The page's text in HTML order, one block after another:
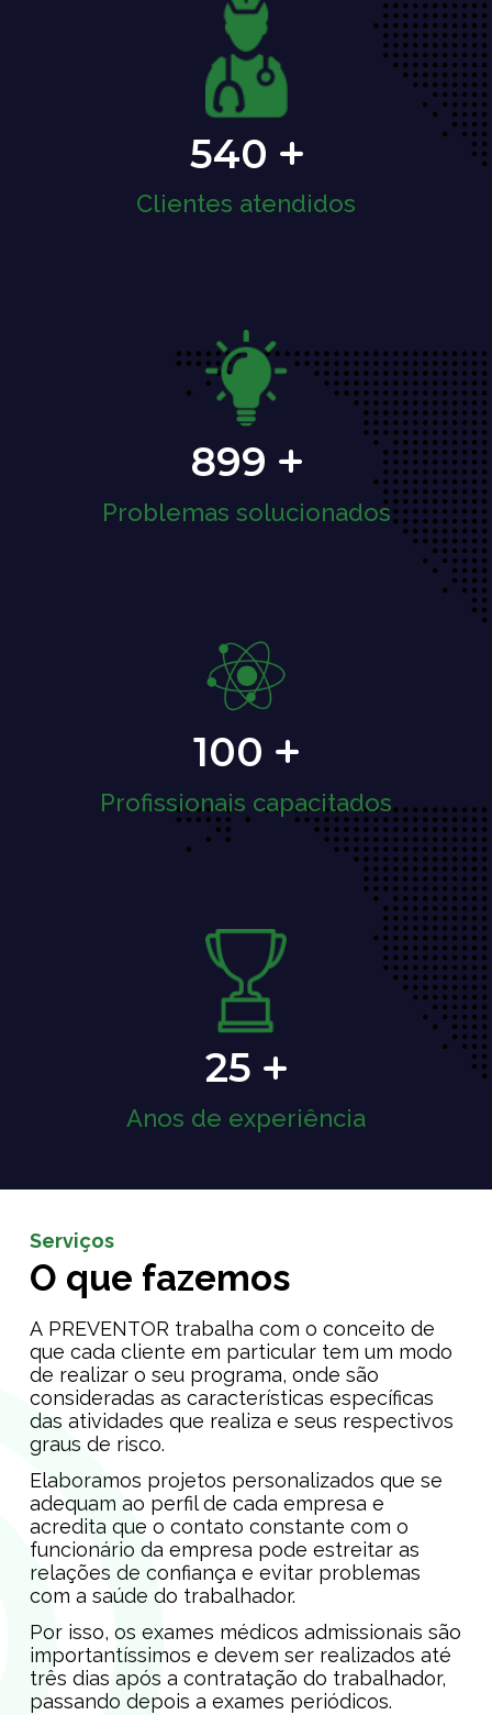
540
Clientes atendidos
899
Problemas solucionados
100
Profissionais capacitados
25
Anos de experiência
Serviços
O que fazemos
A PREVENTOR trabalha com o conceito de
que cada cliente em particular tem um modo
de realizar o seu programa, onde são
consideradas as características específicas
das atividades que realiza e seus respectivos
graus de risco.
Elaboramos projetos personalizados que se
adequam ao perfil de cada empresa e
acredita que o contato constante com o
funcionário da empresa pode estreitar as
relações de confiança e evitar problemas
com a saúde do trabalhador.
Por isso, os exames médicos admissionais são
importantíssimos e devem ser realizados até
três dias após a contratação do trabalhador,
passando depois a exames periódicos.